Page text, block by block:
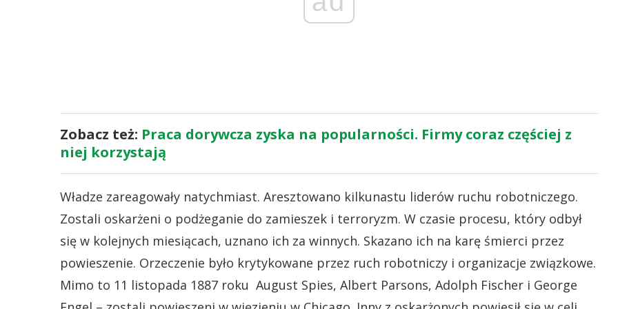
Zobacz też: Praca dorywcza zyska na popularności. Firmy coraz częściej z
niej korzystają
Władze zareagowały natychmiast. Aresztowano kilkunastu liderów ruchu robotniczego.
Zostali oskarżeni o podżeganie do zamieszek i terroryzm. W czasie procesu, który odbył
się w kolejnych miesiącach, uznano ich za winnych. Skazano ich na karę śmierci przez
powieszenie. Orzeczenie było krytykowane przez ruch robotniczy i organizacje związkowe.
Mimo to 11 listopada 1887 roku August Spies, Albert Parsons, Adolph Fischer i George